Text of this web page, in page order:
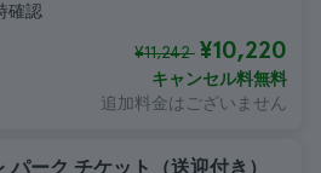
確認
¥11,242 ¥10,220
キャンセル料無料
追加料金はございません
パーク チケット（送迎付き）